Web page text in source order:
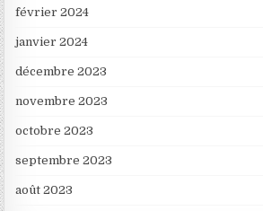
février 2024
janvier 2024
décembre 2023
novembre 2023
octobre 2023
septembre 2023
août 2023